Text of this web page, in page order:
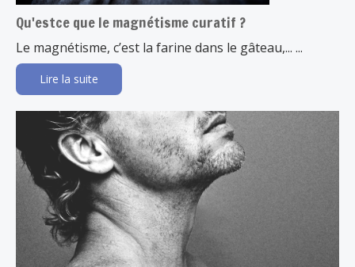
Qu'estce que le magnétisme curatif ?
Le magnétisme, c’est la farine dans le gâteau,... ...
Lire la suite